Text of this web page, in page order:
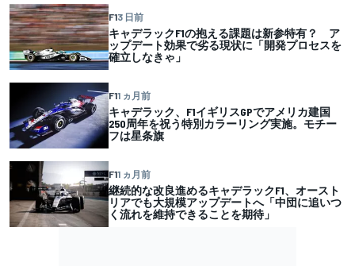
F13 日前
キャデラックF1の抱える課題は新参特有？ ア
ップデート効果で劣る現状に「開発プロセスを
確立しなきゃ」
F11 ヵ月前
キャデラック、F1イギリスGPでアメリカ建国
250周年を祝う特別カラーリング実施。モチー
フは星条旗
F11 ヵ月前
継続的な改良進めるキャデラックF1、オースト
リアでも大規模アップデートへ「中団に追いつ
く流れを維持できることを期待」